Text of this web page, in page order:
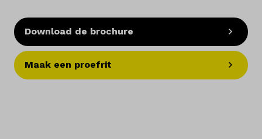
Download de brochure
Maak een proefrit